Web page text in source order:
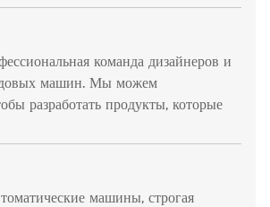
команда дизайнеров и
машин. Мы можем
разработать продукты, которые
машины, строгая